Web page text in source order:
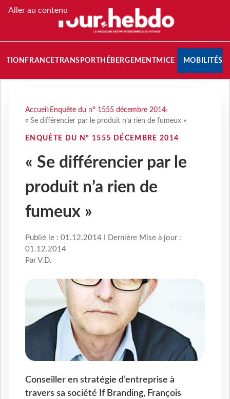
Aller au contenu
FRANCETRANSPORT HÉBERGEMENTMICE MOBILITÉS
Accueil › Enquête du n° 1555 décembre 2014›
« Se différencier par le produit n’a rien de fumeux »
ENQUÊTE DU N° 1555 DÉCEMBRE 2014
« Se différencier par le
produit n’a rien de
fumeux »
Publié le : 01.12.2014 I Dernière Mise à jour :
01.12.2014
Par V.D.
Conseiller en stratégie d’entreprise à
travers sa société If Branding, François